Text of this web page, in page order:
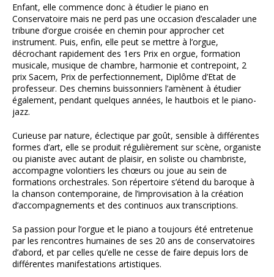
Enfant, elle commence donc à étudier le piano en
Conservatoire mais ne perd pas une occasion d’escalader une
tribune d’orgue croisée en chemin pour approcher cet
instrument. Puis, enfin, elle peut se mettre à l’orgue,
décrochant rapidement des 1ers Prix en orgue, formation
musicale, musique de chambre, harmonie et contrepoint, 2
prix Sacem, Prix de perfectionnement, Diplôme d’Etat de
professeur. Des chemins buissonniers l’amènent à étudier
également, pendant quelques années, le hautbois et le piano-
jazz.
Curieuse par nature, éclectique par goût, sensible à différentes
formes d’art, elle se produit régulièrement sur scène, organiste
ou pianiste avec autant de plaisir, en soliste ou chambriste,
accompagne volontiers les chœurs ou joue au sein de
formations orchestrales. Son répertoire s’étend du baroque à
la chanson contemporaine, de l’improvisation à la création
d’accompagnements et des continuos aux transcriptions.
Sa passion pour l’orgue et le piano a toujours été entretenue
par les rencontres humaines de ses 20 ans de conservatoires
d’abord, et par celles qu’elle ne cesse de faire depuis lors de
différentes manifestations artistiques.